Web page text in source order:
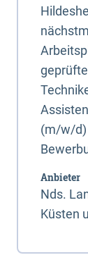
(m/w/d)
Anbieter
Nds.
Küsten